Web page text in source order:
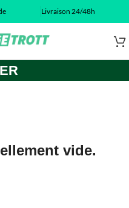
Livraison 24/48h
vide.